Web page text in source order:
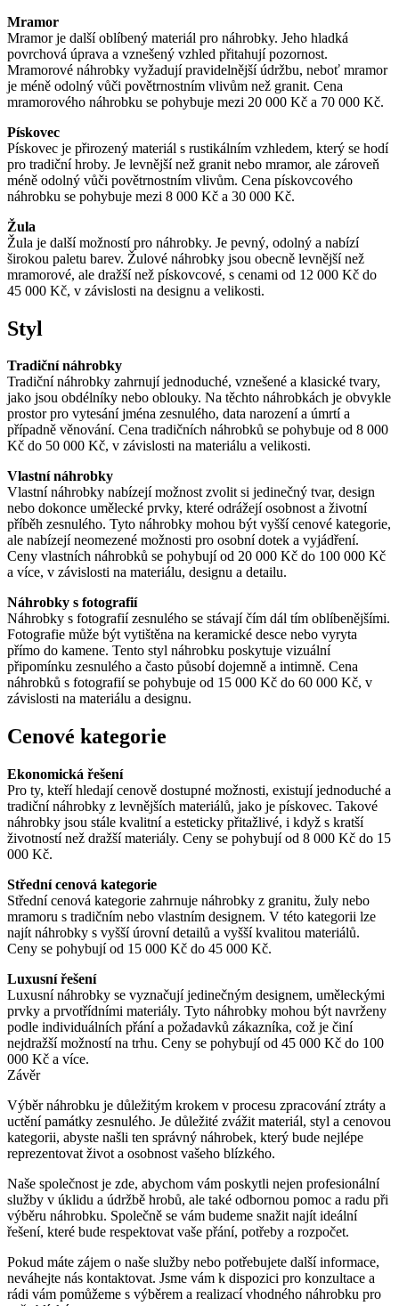
Mramor
Mramor je další oblíbený materiál pro náhrobky. Jeho hladká
povrchová úprava a vznešený vzhled přitahují pozornost.
Mramorové náhrobky vyžadují pravidelnější údržbu, neboť mramor
je méně odolný vůči povětrnostním vlivům než granit. Cena
mramorového náhrobku se pohybuje mezi 20 000 Kč a 70 000 Kč.
Pískovec
Pískovec je přirozený materiál s rustikálním vzhledem, který se hodí
pro tradiční hroby. Je levnější než granit nebo mramor, ale zároveň
méně odolný vůči povětrnostním vlivům. Cena pískovcového
náhrobku se pohybuje mezi 8 000 Kč a 30 000 Kč.
Žula
Žula je další možností pro náhrobky. Je pevný, odolný a nabízí
širokou paletu barev. Žulové náhrobky jsou obecně levnější než
mramorové, ale dražší než pískovcové, s cenami od 12 000 Kč do
45 000 Kč, v závislosti na designu a velikosti.
Styl
Tradiční náhrobky
Tradiční náhrobky zahrnují jednoduché, vznešené a klasické tvary,
jako jsou obdélníky nebo oblouky. Na těchto náhrobkách je obvykle
prostor pro vytesání jména zesnulého, data narození a úmrtí a
případně věnování. Cena tradičních náhrobků se pohybuje od 8 000
Kč do 50 000 Kč, v závislosti na materiálu a velikosti.
Vlastní náhrobky
Vlastní náhrobky nabízejí možnost zvolit si jedinečný tvar, design
nebo dokonce umělecké prvky, které odrážejí osobnost a životní
příběh zesnulého. Tyto náhrobky mohou být vyšší cenové kategorie,
ale nabízejí neomezené možnosti pro osobní dotek a vyjádření.
Ceny vlastních náhrobků se pohybují od 20 000 Kč do 100 000 Kč
a více, v závislosti na materiálu, designu a detailu.
Náhrobky s fotografií
Náhrobky s fotografií zesnulého se stávají čím dál tím oblíbenějšími.
Fotografie může být vytištěna na keramické desce nebo vyryta
přímo do kamene. Tento styl náhrobku poskytuje vizuální
připomínku zesnulého a často působí dojemně a intimně. Cena
náhrobků s fotografií se pohybuje od 15 000 Kč do 60 000 Kč, v
závislosti na materiálu a designu.
Cenové kategorie
Ekonomická řešení
Pro ty, kteří hledají cenově dostupné možnosti, existují jednoduché a
tradiční náhrobky z levnějších materiálů, jako je pískovec. Takové
náhrobky jsou stále kvalitní a esteticky přitažlivé, i když s kratší
životností než dražší materiály. Ceny se pohybují od 8 000 Kč do 15
000 Kč.
Střední cenová kategorie
Střední cenová kategorie zahrnuje náhrobky z granitu, žuly nebo
mramoru s tradičním nebo vlastním designem. V této kategorii lze
najít náhrobky s vyšší úrovní detailů a vyšší kvalitou materiálů.
Ceny se pohybují od 15 000 Kč do 45 000 Kč.
Luxusní řešení
Luxusní náhrobky se vyznačují jedinečným designem, uměleckými
prvky a prvotřídními materiály. Tyto náhrobky mohou být navrženy
podle individuálních přání a požadavků zákazníka, což je činí
nejdražší možností na trhu. Ceny se pohybují od 45 000 Kč do 100
000 Kč a více.
Závěr
Výběr náhrobku je důležitým krokem v procesu zpracování ztráty a
uctění památky zesnulého. Je důležité zvážit materiál, styl a cenovou
kategorii, abyste našli ten správný náhrobek, který bude nejlépe
reprezentovat život a osobnost vašeho blízkého.
Naše společnost je zde, abychom vám poskytli nejen profesionální
služby v úklidu a údržbě hrobů, ale také odbornou pomoc a radu při
výběru náhrobku. Společně se vám budeme snažit najít ideální
řešení, které bude respektovat vaše přání, potřeby a rozpočet.
Pokud máte zájem o naše služby nebo potřebujete další informace,
neváhejte nás kontaktovat. Jsme vám k dispozici pro konzultace a
rádi vám pomůžeme s výběrem a realizací vhodného náhrobku pro